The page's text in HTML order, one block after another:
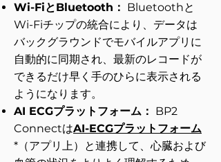
Wi-FiとBluetooth： Bluetoothと
Wi-Fiチップの統合により、データは
バックグラウンドでモバイルアプリに
自動的に同期され、最新のレコードが
できるだけ早く手のひらに表示される
ようになります。
AI ECGプラットフォーム： BP2
ConnectはAI-ECGプラットフォーム
*（アプリ上）と連携して、心臓および